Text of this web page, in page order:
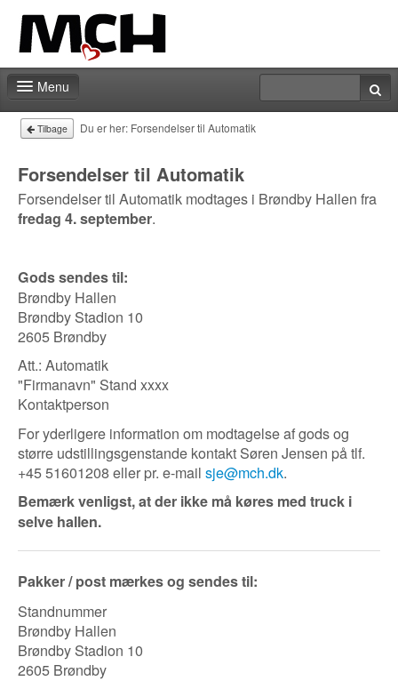
Menu
Messeshop
Deadlines
Min stand
Aktiviteter
Kontakt
Tilbage Du er her: Forsendelser til Automatik
Forsendelser til Automatik
Forsendelser til Automatik modtages i Brøndby Hallen fra
fredag 4. september.
Godssendes til:
Brøndby Hallen
Brøndby Stadion 10
2605 Brøndby
Att.: Automatik
"Firmanavn" Stand xxxx
​Kontaktperson
For yderligere information om modtagelse af gods og
større udstillingsgenstande kontakt Søren Jensen på tlf.
+45 51601208 eller pr. e-mail sje@mch.dk.
Bemærk venligst, at der ikke må køres med truck i
selve hallen.
Pakker / post mærkes og sendes til:
Standnummer
Brøndby Hallen
Brøndby Stadion 10
2605 Brøndby